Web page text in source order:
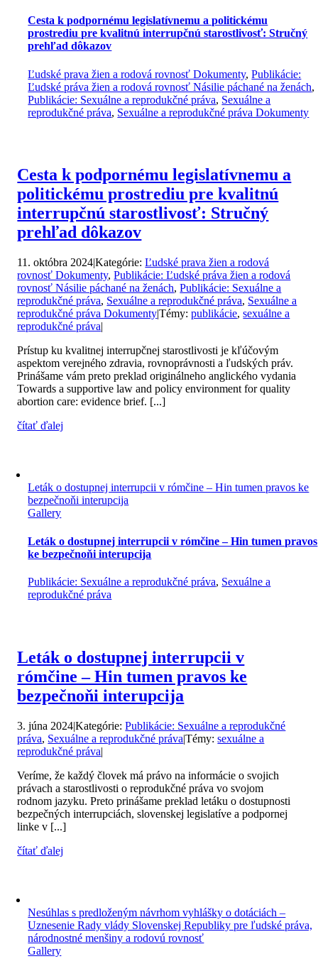
Cesta k podpornému legislatívnemu a politickému
prostrediu pre kvalitnú interrupčnú starostlivosť: Stručný
prehľad dôkazov
Ľudské prava žien a rodová rovnosť Dokumenty,Publikácie:
Ľudské práva žien a rodová rovnosť Násilie páchané na ženách,
Publikácie: Sexuálne a reprodukčné práva, Sexuálne a
reprodukčné práva, Sexuálne a reprodukčné práva Dokumenty
Cesta k podpornému legislatívnemu a
politickému prostrediu pre kvalitnú
interrupčnú starostlivosť: Stručný
prehľad dôkazov
11. októbra 2024|Kategórie:Ľudské prava žien a rodová
rovnosť Dokumenty,Publikácie: Ľudské práva žien a rodová
rovnosť Násilie páchané na ženách,Publikácie: Sexuálne a
reprodukčné práva, Sexuálne a reprodukčné práva, Sexuálne a
reprodukčné práva Dokumenty|Témy:publikácie,sexuálne a
reprodukčné práva|
Prístup ku kvalitnej interrupčnej starostlivosti je kľúčovým
aspektom verejného zdravia, rovnoprávnosti a ľudských práv.
Prinášame vám preto preklad originálneho anglického vydania
Towards a supportive law and policy environment for quality
abortion care: evidence brief. [...]
čítať ďalej
Leták o dostupnej interrupcii v rómčine – Hin tumen pravos ke
bezpečnoňi interupcija
Gallery
Leták o dostupnej interrupcii v rómčine – Hin tumen pravos
ke bezpečnoňi interupcija
Publikácie: Sexuálne a reprodukčné práva, Sexuálne a
reprodukčné práva
Leták o dostupnej interrupcii v
rómčine – Hin tumen pravos ke
bezpečnoňi interupcija
3. júna 2024|Kategórie:Publikácie: Sexuálne a reprodukčné
práva, Sexuálne a reprodukčné práva|Témy:sexuálne a
reprodukčné práva|
Veríme, že každý človek má právo na informácie o svojich
právach a starostlivosti o reprodukčné práva vo svojom
rodnom jazyku. Preto prinášame preklad letáku o dostupnosti
bezpečných interrupciách, slovenskej legislatíve a podpornej
linke v [...]
čítať ďalej
Nesúhlas s predloženým návrhom vyhlášky o dotáciách –
Uznesenie Rady vlády Slovenskej Republiky pre ľudské práva,
národnostné menšiny a rodovú rovnosť
Gallery